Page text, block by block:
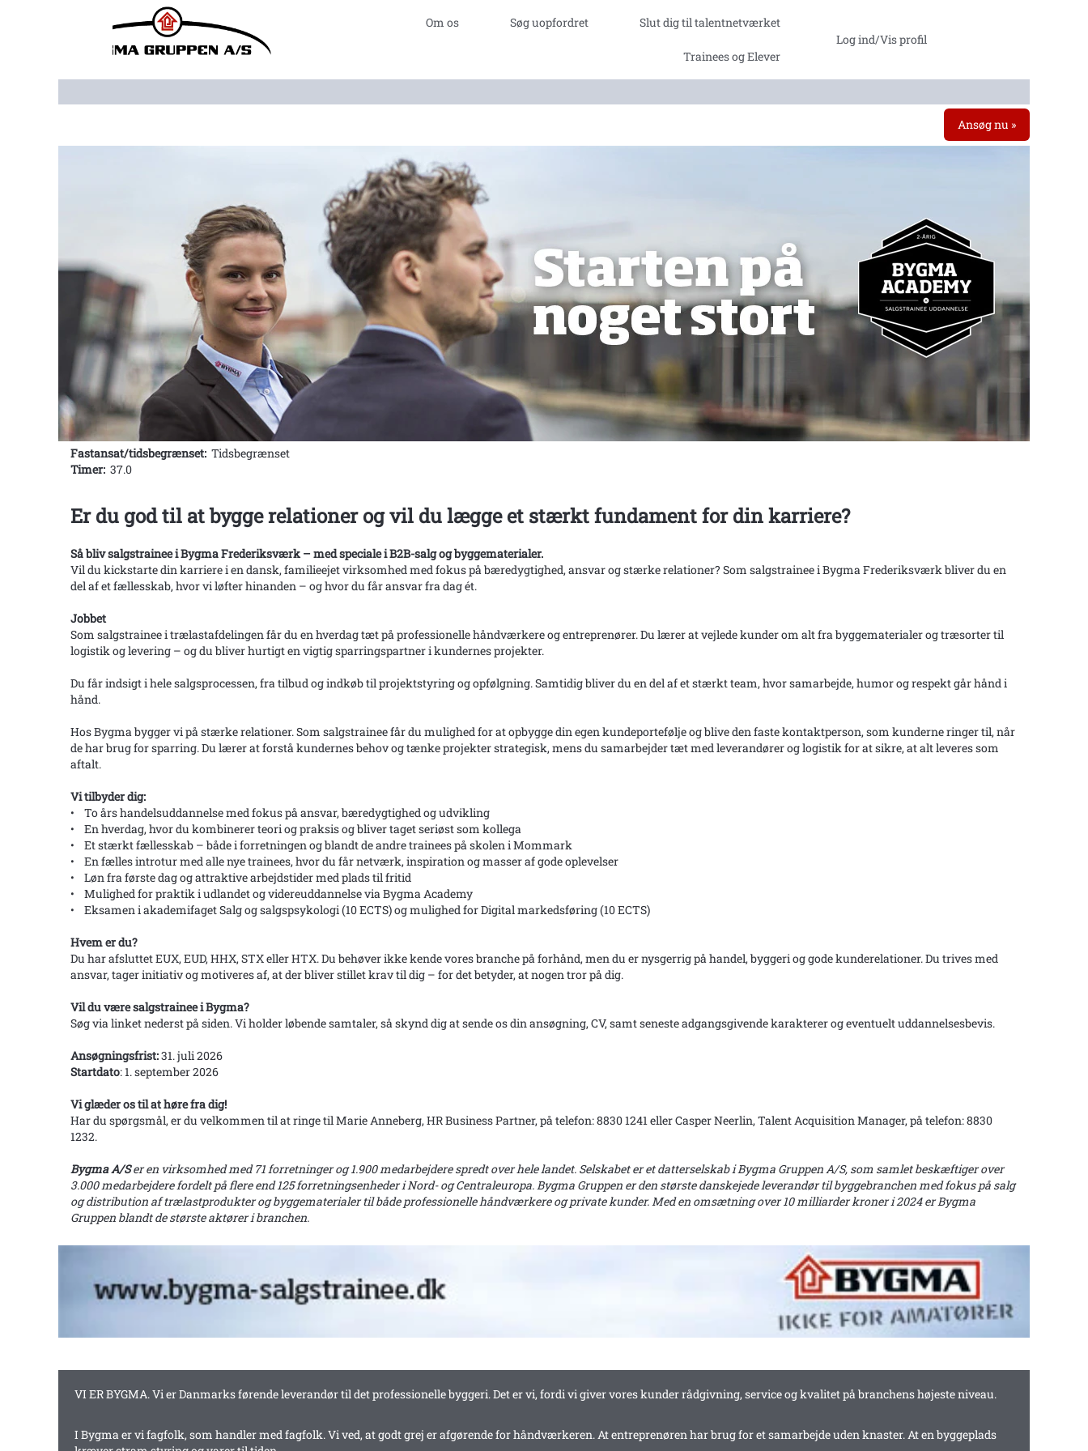
Om os Søg uopfordret Slut dig til talentnetværket
Trainees og Elever
Log ind/Vis profil
Vis flere muligheder
Ansøg nu »
Fastansat/tidsbegrænset: Tidsbegrænset
Timer: 37.0
Er du god til at bygge relationer og vil du lægge et stærkt fundament for din karriere?
Så bliv salgstrainee i Bygma Frederiksværk – med speciale i B2B-salg og byggematerialer.
Vil du kickstarte din karriere i en dansk, familieejet virksomhed med fokus på bæredygtighed, ansvar og stærke relationer? Som salgstrainee i Bygma Frederiksværk bliver du en
del af et fællesskab, hvor vi løfter hinanden – og hvor du får ansvar fra dag ét.
Jobbet
Som salgstrainee i trælastafdelingen får du en hverdag tæt på professionelle håndværkere og entreprenører. Du lærer at vejlede kunder om alt fra byggematerialer og træsorter til
logistik og levering – og du bliver hurtigt en vigtig sparringspartner i kundernes projekter.
Du får indsigt i hele salgsprocessen, fra tilbud og indkøb til projektstyring og opfølgning. Samtidig bliver du en del af et stærkt team, hvor samarbejde, humor og respekt går hånd i
hånd.
Hos Bygma bygger vi på stærke relationer. Som salgstrainee får du mulighed for at opbygge din egen kundeportefølje og blive den faste kontaktperson, som kunderne ringer til, når
de har brug for sparring. Du lærer at forstå kundernes behov og tænke projekter strategisk, mens du samarbejder tæt med leverandører og logistik for at sikre, at alt leveres som
aftalt.
Vi tilbyder dig:
• To års handelsuddannelse med fokus på ansvar, bæredygtighed og udvikling
• En hverdag, hvor du kombinerer teori og praksis og bliver taget seriøst som kollega
• Et stærkt fællesskab – både i forretningen og blandt de andre trainees på skolen i Mommark
• En fælles introtur med alle nye trainees, hvor du får netværk, inspiration og masser af gode oplevelser
• Løn fra første dag og attraktive arbejdstider med plads til fritid
• Mulighed for praktik i udlandet og videreuddannelse via Bygma Academy
• Eksamen i akademifaget Salg og salgspsykologi (10 ECTS) og mulighed for Digital markedsføring (10 ECTS)
Hvem er du?
Du har afsluttet EUX, EUD, HHX, STX eller HTX. Du behøver ikke kende vores branche på forhånd, men du er nysgerrig på handel, byggeri og gode kunderelationer. Du trives med
ansvar, tager initiativ og motiveres af, at der bliver stillet krav til dig – for det betyder, at nogen tror på dig.
Vil du være salgstrainee i Bygma?
Søg via linket nederst på siden. Vi holder løbende samtaler, så skynd dig at sende os din ansøgning, CV, samt seneste adgangsgivende karakterer og eventuelt uddannelsesbevis.
Ansøgningsfrist:31. juli 2026
Startdato: 1. september 2026
Vi glæder os til at høre fra dig!
Har du spørgsmål, er du velkommen til at ringe til Marie Anneberg, HR Business Partner, på telefon: 8830 1241 eller Casper Neerlin, Talent Acquisition Manager, på telefon: 8830
1232.
Bygma A/Ser en virksomhed med 71 forretninger og 1.900 medarbejdere spredt over hele landet. Selskabet er et datterselskab i Bygma Gruppen A/S, som samlet beskæftiger over
3.000 medarbejdere fordelt på flere end 125 forretningsenheder i Nord- og Centraleuropa.Bygma Gruppen er den største danskejede leverandør til byggebranchen med fokus på salg
og distribution af trælastprodukter og byggematerialer til både professionelle håndværkere og private kunder. Med en omsætning over 10 milliarder kroner i 2024 er Bygma
Gruppen blandt de største aktører i branchen.
VI ER BYGMA. Vi er Danmarks førende leverandør til det professionelle byggeri. Det er vi, fordi vi giver vores kunder rådgivning, service og kvalitet på branchens højeste niveau.
I Bygma er vi fagfolk, som handler med fagfolk. Vi ved, at godt grej er afgørende for håndværkeren. At entreprenøren har brug for et samarbejde uden knaster. At en byggeplads